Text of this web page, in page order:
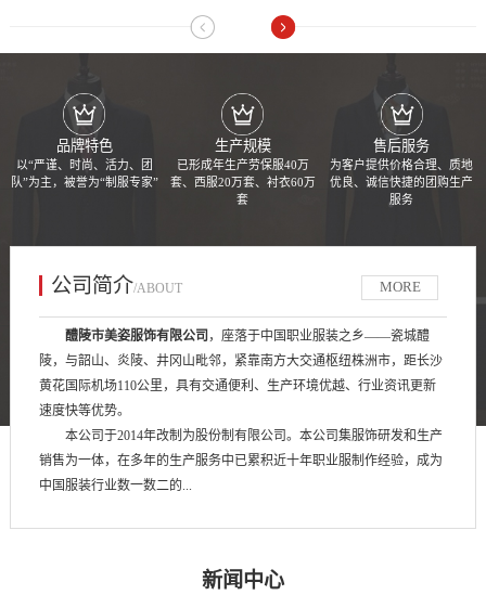
品牌特色
以“严谨、时尚、活力、团
队”为主，被誉为“制服专家”
生产规模
已形成年生产劳保服40万
套、西服20万套、衬衣60万
套
售后服务
为客户提供价格合理、质地
优良、诚信快捷的团购生产
服务
公司简介/ABOUT MORE
醴陵市美姿服饰有限公司 ，座落于中国职业服装之乡——瓷城醴
陵，与韶山、炎陵、井冈山毗邻，紧靠南方大交通枢纽株洲市，距长沙
黄花国际机场110公里，具有交通便利、生产环境优越、行业资讯更新
速度快等优势。
本公司于2014年改制为股份制有限公司。本公司集服饰研发和生产
销售为一体，在多年的生产服务中已累积近十年职业服制作经验，成为
中国服装行业数一数二的...
新闻中心